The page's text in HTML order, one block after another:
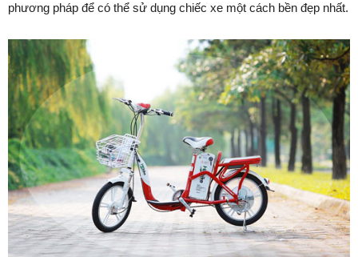
phương pháp để có thể sử dụng chiếc xe một cách bền đẹp nhất.